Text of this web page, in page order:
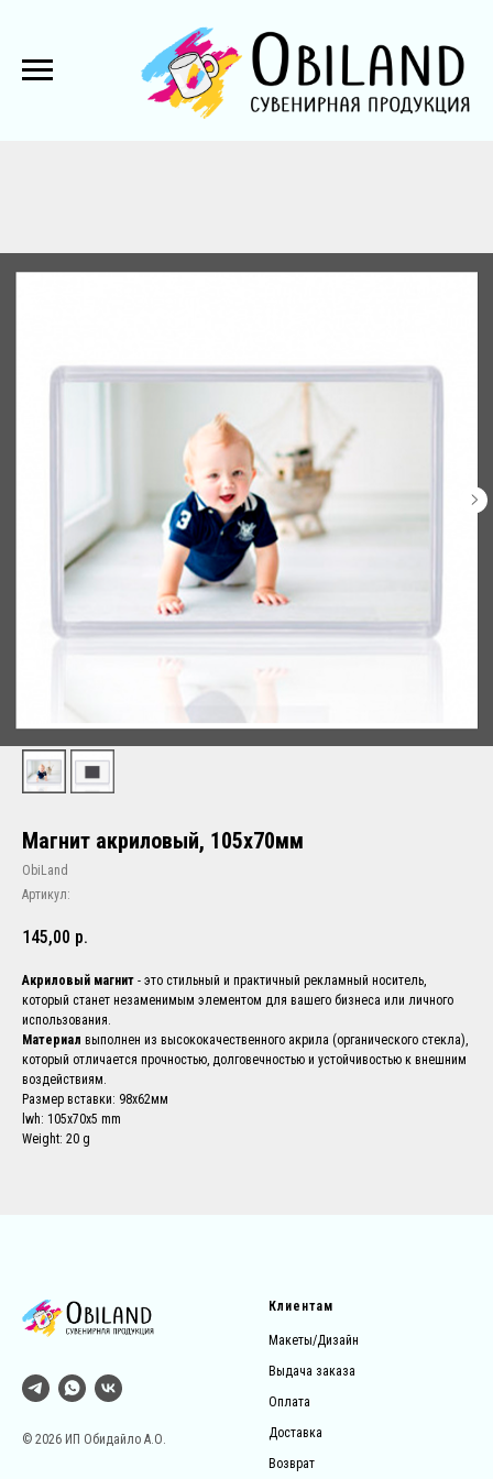
Магнит акриловый, 105х70мм
ObiLand
Артикул:
145,00 р.
Акриловый магнит - это стильный и практичный рекламный носитель,
который станет незаменимым элементом для вашего бизнеса или личного
использования.
Материал выполнен из высококачественного акрила (органического стекла),
который отличается прочностью, долговечностью и устойчивостью к внешним
воздействиям.
Размер вставки: 98х62мм
lwh: 105x70x5 mm
Weight: 20 g
© 2026 ИП Обидайло А.О.
Клиентам
Макеты/Дизайн
Выдача заказа
Оплата
Доставка
Возврат